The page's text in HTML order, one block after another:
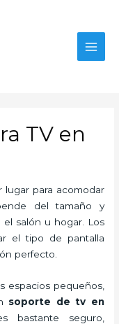
TV en
lugar para acomodar
del tamaño y
salón u hogar. Los
el tipo de pantalla
perfecto.
espacios pequeños,
soporte de tv en
bastante seguro,